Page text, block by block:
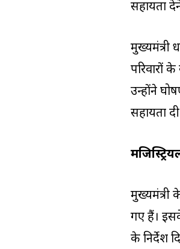
सहायता
मुख्यमंत्री
परिवारों
उन्होंने
सहायता
मुख्यमंत्री
गए हैं।
के निर्देश